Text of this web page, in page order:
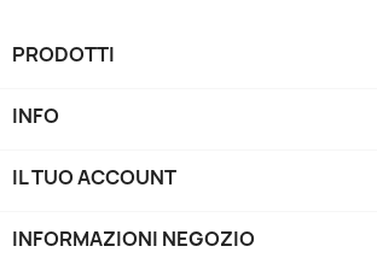
PRODOTTI
INFO
IL TUO ACCOUNT
INFORMAZIONI NEGOZIO